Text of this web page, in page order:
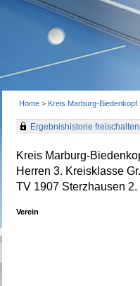
Home > Kreis Marburg-Biedenkopf
Ergebnishistorie freischalten
Kreis Marburg-
Herren 3. Kreisklasse
TV 1907 Sterzhausen
Verein